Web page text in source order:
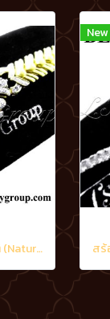
สร้อยข้อมือเพชรแท้ธรรมชาติ (Natural Diamonds) 3.20 Ct.
New